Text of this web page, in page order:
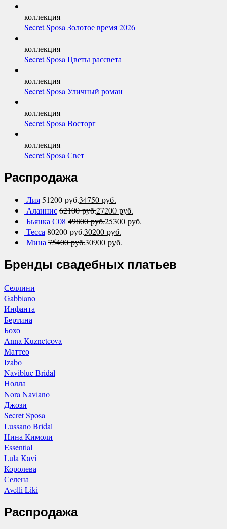
коллекция
Secret Sposa Золотое время 2026
коллекция
Secret Sposa Цветы рассвета
коллекция
Secret Sposa Уличный роман
коллекция
Secret Sposa Восторг
коллекция
Secret Sposa Свет
Распродажа
Лия51200руб.34750 руб.
Аланнис62100руб.27200 руб.
Бьянка С08 49800руб.25300 руб.
Тесса80200руб.30200 руб.
Мина75400руб.30900 руб.
Бренды свадебных платьев
Селлини
Gabbiano
Инфанта
Бертина
Бохо
Anna Kuznetcova
Маттео
Izabo
Naviblue Bridal
Нолла
Nora Naviano
Джози
Secret Sposa
Lussano Bridal
Нина Кимоли
Essential
Lula Kavi
Королева
Селена
Avelli Liki
Распродажа